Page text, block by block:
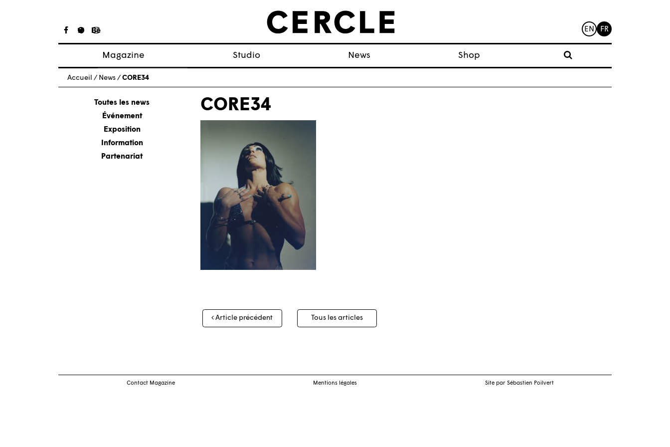
EN FR
Magazine
Articles
À propos
Numéros
Studio News Shop
Accueil / News / CORE34
Toutes les news
Événement
Exposition
Information
Partenariat
CORE34
Navigation
des
Article précédent Tous les articles
Contact Magazine Mentions légales Site par Sébastien Poilvert